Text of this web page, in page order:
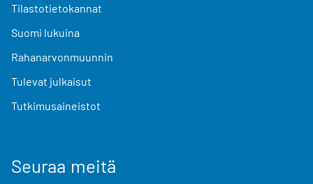
Tilastotietokannat
Suomi lukuina
Rahanarvonmuunnin
Tulevat julkaisut
Tutkimusaineistot
Seuraa meitä